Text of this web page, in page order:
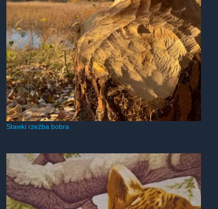
Stawki rzeźba bobra